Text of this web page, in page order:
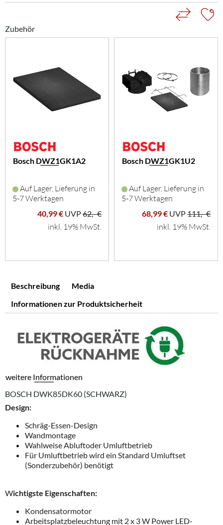
Zubehör
Bosch DWZ1GK1A2
Auf Lager, Lieferung in
5-7 Werktagen
40,99 € UVP62,- €
inkl. 19% MwSt.
Bosch DWZ1GK1U2
Auf Lager, Lieferung in
5-7 Werktagen
68,99 € UVP111,- €
inkl. 19% MwSt.
Beschreibung
Media
Informationen zur Produktsicherheit
weitere Informationen
BOSCH DWK85DK60 (SCHWARZ)
Design:
Schräg-Essen-Design
Wandmontage
Wahlweise Abluftoder Umluftbetrieb
Für Umluftbetrieb wird ein Standard Umluftset
(Sonderzubehör) benötigt
Wichtigste Eigenschaften:
Kondensatormotor
Arbeitsplatzbeleuchtung mit 2 x 3 W Power LED-